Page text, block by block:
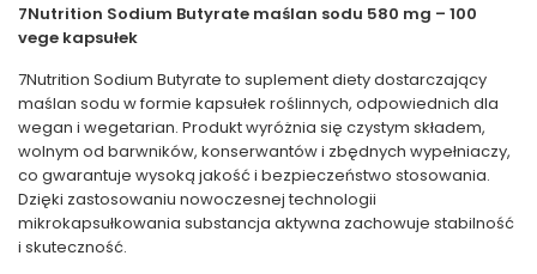
7Nutrition Sodium Butyrate maślan sodu 580 mg – 100
vege kapsułek
7Nutrition Sodium Butyrate to suplement diety dostarczający
maślan sodu w formie kapsułek roślinnych, odpowiednich dla
wegan i wegetarian. Produkt wyróżnia się czystym składem,
wolnym od barwników, konserwantów i zbędnych wypełniaczy,
co gwarantuje wysoką jakość i bezpieczeństwo stosowania.
Dzięki zastosowaniu nowoczesnej technologii
mikrokapsułkowania substancja aktywna zachowuje stabilność
i skuteczność.